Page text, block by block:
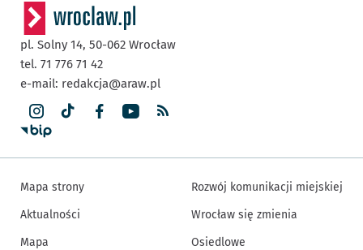
pl. Solny 14, 50-062 Wrocław
tel. 71 776 71 42
e-mail: redakcja@araw.pl
Mapa strony
Aktualności
Mapa
Rozwój komunikacji miejskiej
Wrocław się zmienia
Osiedlowe